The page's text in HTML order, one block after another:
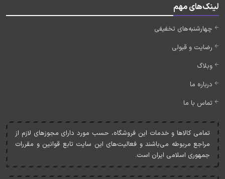
لینک‌های مهم
چهارشنبه‌های تخفیفی
رضایت و قبولی
وبلاگ
درباره ما
تماس با ما
تمامی کالاها و خدمات اين فروشگاه، حسب مورد دارای مجوزهای لازم از
مراجع مربوطه می‌باشند و فعاليت‌های اين سايت تابع قوانين و مقررات
جمهوری اسلامی ايران است.